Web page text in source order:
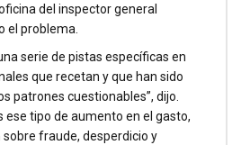
del inspector general
el problema.
serie de pistas específicas en
que recetan y que han sido
patrones cuestionables”, dijo.
ese tipo de aumento en el gasto,
fraude, desperdicio y